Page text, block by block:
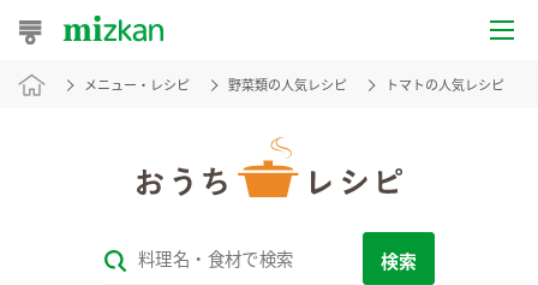
おうちレシピ
レシピカテゴリ一覧
メニュー・レシピ 野菜類の人気レシピ トマトの人気レシピ
検索